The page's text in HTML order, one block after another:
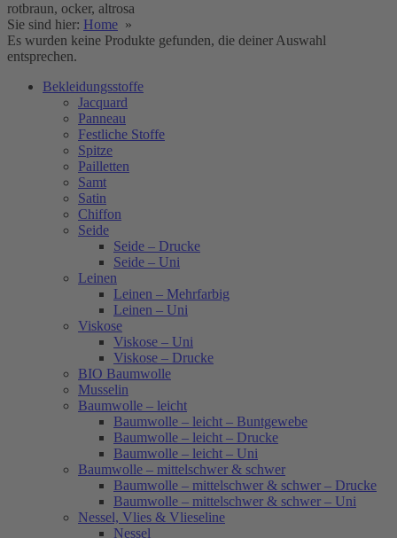
rotbraun, ocker, altrosa
Sie sind hier: Home »
Es wurden keine Produkte gefunden, die deiner Auswahl
entsprechen.
Bekleidungsstoffe
Jacquard
Panneau
Festliche Stoffe
Spitze
Pailletten
Samt
Satin
Chiffon
Seide
Seide – Drucke
Seide – Uni
Leinen
Leinen – Mehrfarbig
Leinen – Uni
Viskose
Viskose – Uni
Viskose – Drucke
BIO Baumwolle
Musselin
Baumwolle – leicht
Baumwolle – leicht – Buntgewebe
Baumwolle – leicht – Drucke
Baumwolle – leicht – Uni
Baumwolle – mittelschwer & schwer
Baumwolle – mittelschwer & schwer – Drucke
Baumwolle – mittelschwer & schwer – Uni
Nessel, Vlies & Vlieseline
Nessel